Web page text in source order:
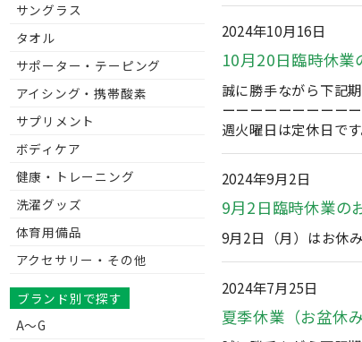
2024年10月16日
10月20日臨時休業
誠に勝手ながら下記
ーーーーーーーーー
週火曜日は定休日で
2024年9月2日
9月2日臨時休業の
9月2日（月）はお休
2024年7月25日
夏季休業（お盆休
サングラス
タオル
サポーター・テーピング
アイシング・携帯酸素
サプリメント
ボディケア
健康・トレーニング
洗濯グッズ
体育用備品
アクセサリー・その他
ブランド別で探す
A～G